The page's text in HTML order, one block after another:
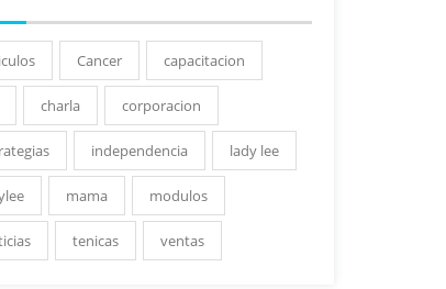
Cancer capacitacion
charla corporacion
independencia lady lee
mama modulos
tenicas ventas